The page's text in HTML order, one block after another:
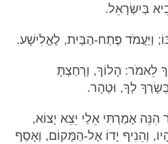
בְּיִשְׂרָאֵל.
וַיַּעֲמֹד פֶּתַח-הַבַּיִת, לֶאֱלִישָׁע.
לֵאמֹר: הָלוֹךְ, וְרָחַצְתָּ
לְךָ, וּטְהָר.
הִנֵּה אָמַרְתִּי אֵלַי יֵצֵא יָצוֹא,
וְהֵנִיף יָדוֹ אֶל-הַמָּקוֹם, וְאָסַף